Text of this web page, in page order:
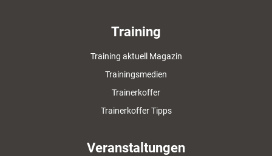
Training
Training aktuell Magazin
Trainingsmedien
Trainerkoffer
Trainerkoffer Tipps
Veranstaltungen